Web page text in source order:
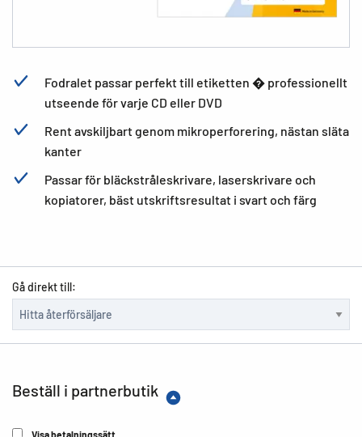
Fodralet passar perfekt till etiketten � professionellt
utseende för varje CD eller DVD
Rent avskiljbart genom mikroperforering, nästan släta
kanter
Passar för bläckstråleskrivare, laserskrivare och
kopiatorer, bäst utskriftsresultat i svart och färg
Gå direkt till:
Beställ i partnerbutik
Visa betalningssätt